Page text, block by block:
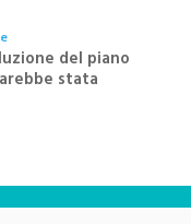
indietro
del piano